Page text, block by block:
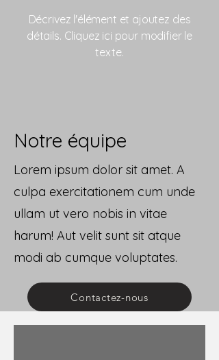
Décrivez l'élément et ajoutez des
détails. Cliquez ici pour modifier le
texte.
Notre équipe
Lorem ipsum dolor sit amet. A
culpa exercitationem cum unde
ullam ut vero nobis in vitae
harum! Aut velit sunt sit atque
modi ab cumque voluptates.
Contactez-nous